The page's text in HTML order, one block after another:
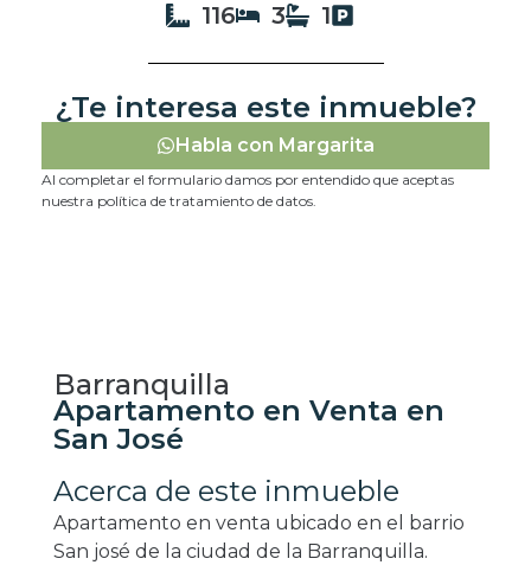
116 3 1
¿Te interesa este inmueble?
Habla con Margarita
Al completar el formulario damos por entendido que aceptas
nuestra política de tratamiento de datos.
Barranquilla
Apartamento en Venta en
San José
Acerca de este inmueble
Apartamento en venta ubicado en el barrio
San josé de la ciudad de la Barranquilla.